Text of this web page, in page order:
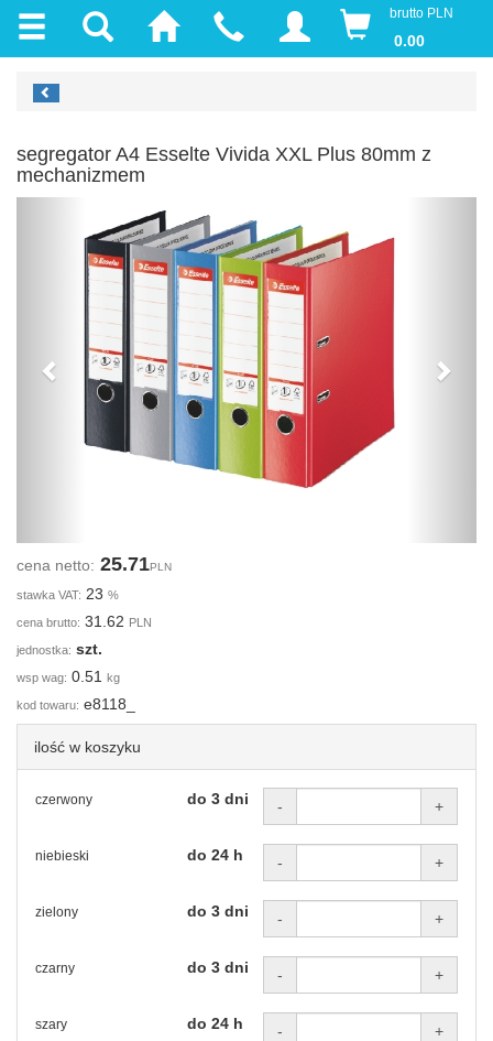
brutto PLN
0.00
segregator A4 Esselte Vivida XXL Plus 80mm z
mechanizmem
cena netto: 25.71PLN
stawka VAT: 23 %
cena brutto: 31.62 PLN
jednostka: szt.
wsp wag: 0.51 kg
kod towaru: e8118_
ilość w koszyku
czerwony do 3 dni - +
niebieski do 24 h - +
zielony do 3 dni - +
czarny do 3 dni - +
szary do 24 h - +